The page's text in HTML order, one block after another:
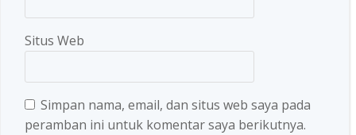
Situs Web
Simpan nama, email, dan situs web saya pada
peramban ini untuk komentar saya berikutnya.